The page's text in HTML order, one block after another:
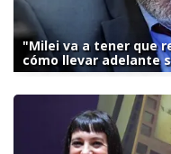
"Milei va a tener que
cómo llevar adelante